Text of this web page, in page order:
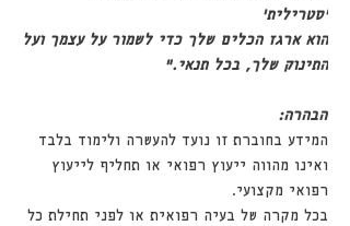
'סטרילית'
הוא ארגז הכלים שלך כדי לשמור על עצמך ועל
התינוק שלך, בכל תנאי."
הבהרה:
המידע בחוברת זו נועד להעשרה ולימוד בלבד
ואינו מהווה ייעוץ רפואי או תחליף לייעוץ
רפואי מקצועי.
בכל מקרה של בעיה רפואית או לפני תחילת כל